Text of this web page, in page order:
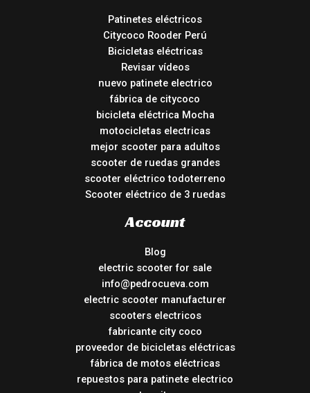
Patinetes eléctricos
Citycoco Rooder Perú
Bicicletas eléctricas
Revisar vídeos
nuevo patinete electrico
fábrica de citycoco
bicicleta eléctrica Mocha
motocicletas electricas
mejor scooter para adultos
scooter de ruedas grandes
scooter eléctrico todoterreno
Scooter eléctrico de 3 ruedas
Account
Blog
electric scooter for sale
info@pedrocueva.com
electric scooter manufacturer
scooters electricos
fabricante city coco
proveedor de bicicletas eléctricas
fábrica de motos eléctricas
repuestos para patinete electrico